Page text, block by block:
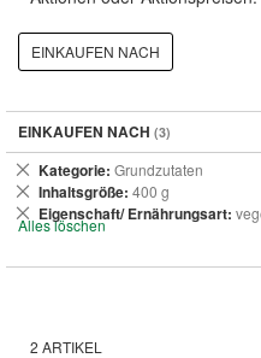
2 ARTIKEL
EINKAUFEN NACH
EINKAUFEN NACH
Kategorie Grundzutaten
Dies
entfernen
Inhaltsgröße 400 g
Dies
entfernen
Eigenschaft/ Ernährungsart
Dies
entfernen
Alles löschen